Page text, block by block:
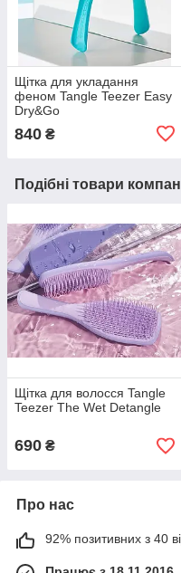
Щітка для укладання
феном Tangle Teezer Easy
Dry&Go
840 ₴
Подібні товари
Щітка для волосся Tangle
Teezer The Wet Detangle
690 ₴
Про нас
92% позитивних з 40